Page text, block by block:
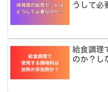
うして必
給食調理
のか？し